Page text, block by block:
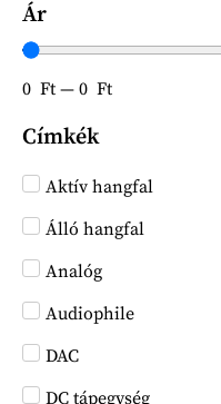
Ár
0 Ft — 0 Ft
Címkék
Aktív hangfal
Álló hangfal
Analóg
Audiophile
DAC
DC tápegység